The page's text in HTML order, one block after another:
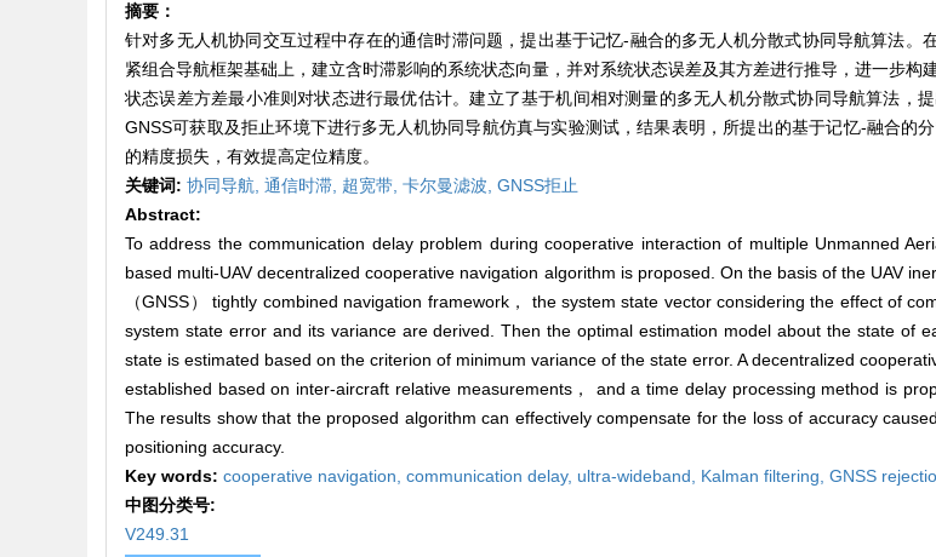
摘要：
针对多无人机协同交互过程中存在的通信时滞问题，提出基于记忆-融合的多无人机分散式协同导航算法。
紧组合导航框架基础上，建立含时滞影响的系统状态向量，并对系统状态误差及其方差进行推导，进一步构
状态误差方差最小准则对状态进行最优估计。建立了基于机间相对测量的多无人机分散式协同导航算法，
GNSS可获取及拒止环境下进行多无人机协同导航仿真与实验测试，结果表明，所提出的基于记忆-融合的
的精度损失，有效提高定位精度。
关键词: 协同导航, 通信时滞, 超宽带, 卡尔曼滤波, GNSS拒止
Abstract:
To address the communication delay problem during cooperative interaction of multiple Unmanned
based multi-UAV decentralized cooperative navigation algorithm is proposed. On the basis of the UAV
（GNSS） tightly combined navigation framework， the system state vector considering the effect of
system state error and its variance are derived. Then the optimal estimation model about the state of
state is estimated based on the criterion of minimum variance of the state error. A decentralized
established based on inter-aircraft relative measurements， and a time delay processing method is
The results show that the proposed algorithm can effectively compensate for the loss of accuracy
positioning accuracy.
Key words: cooperative navigation, communication delay, ultra-wideband, Kalman filtering, GNSS
中图分类号:
V249.31